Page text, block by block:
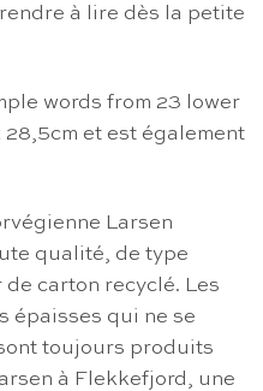
à lire dès la petite
words from 23 lower
et est également
Larsen
qualité, de type
carton recyclé. Les
épaisses qui ne se
toujours produits
à Flekkefjord, une